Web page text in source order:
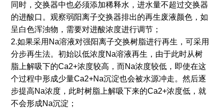
同时，交换器中也必须添加稀释水，进水量不超过交换器
的进酸口。观察弱阳离子交换器排出的再生废液颜色，如
呈白色浑浊物，需要对进酸浓度进行调节；
2.如果采用Na溶液对强阳离子交换树脂进行再生，可采用
分步再生法。初始以低浓度Na溶液再生，由于此时从树
脂上解吸下的Ca2+浓度较高，而Na浓度较低，即使在这
个过程中形成少量Ca2+Na沉淀也会被水源冲走。然后逐
步提高Na浓度，此时树脂上解吸下来的Ca2+浓度低，就
不会形成Na沉淀；